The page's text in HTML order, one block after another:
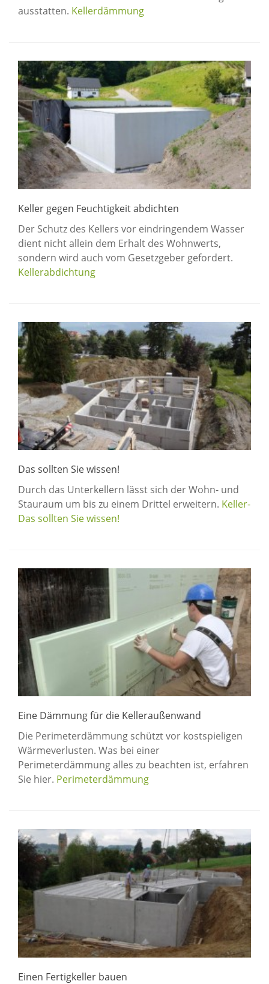
ausstatten. Kellerdämmung
Keller gegen Feuchtigkeit abdichten
Der Schutz des Kellers vor eindringendem Wasser
dient nicht allein dem Erhalt des Wohnwerts,
sondern wird auch vom Gesetzgeber gefordert.
Kellerabdichtung
Das sollten Sie wissen!
Durch das Unterkellern lässt sich der Wohn- und
Stauraum um bis zu einem Drittel erweitern. Keller-
Das sollten Sie wissen!
Eine Dämmung für die Kelleraußenwand
Die Perimeterdämmung schützt vor kostspieligen
Wärmeverlusten. Was bei einer
Perimeterdämmung alles zu beachten ist, erfahren
Sie hier. Perimeterdämmung
Einen Fertigkeller bauen